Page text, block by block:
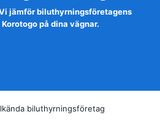
jämför biluthyrningsföretagens
på dina vägnar.
biluthyrningsföretag